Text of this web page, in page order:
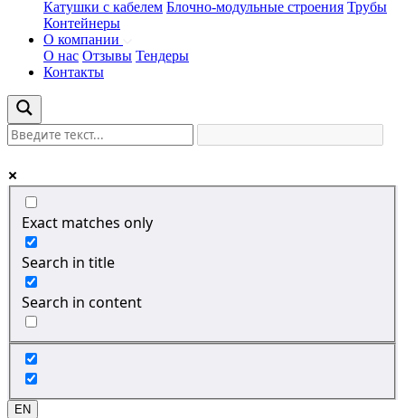
Катушки с кабелем Блочно-модульные строения Трубы
Контейнеры
О компании
О нас Отзывы Тендеры
Контакты
Exact matches only
Search in title
Search in content
EN